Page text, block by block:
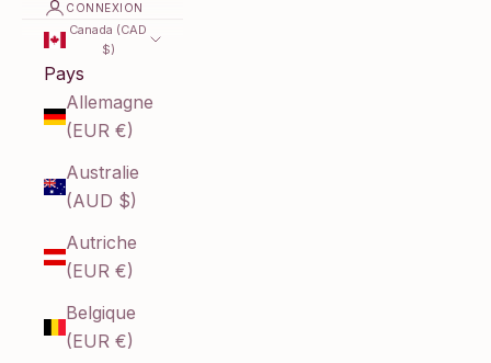
CONNEXION
Canada (CAD
$)
Pays
Allemagne
(EUR €)
Australie
(AUD $)
Autriche
(EUR €)
Belgique
(EUR €)